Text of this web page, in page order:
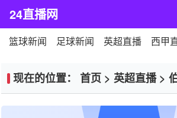
24直播网
篮球新闻 足球新闻 英超直播 西甲
现在的位置： 首页 > 英超直播>